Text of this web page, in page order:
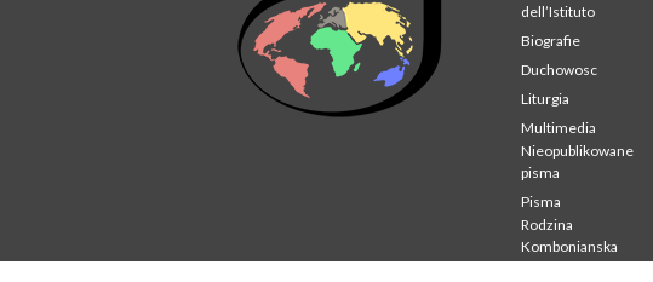
dell’Istituto
Biografie
Duchowosc
Liturgia
Multimedia
Nieopublikowane
pisma
Pisma
Rodzina
Kombonianska